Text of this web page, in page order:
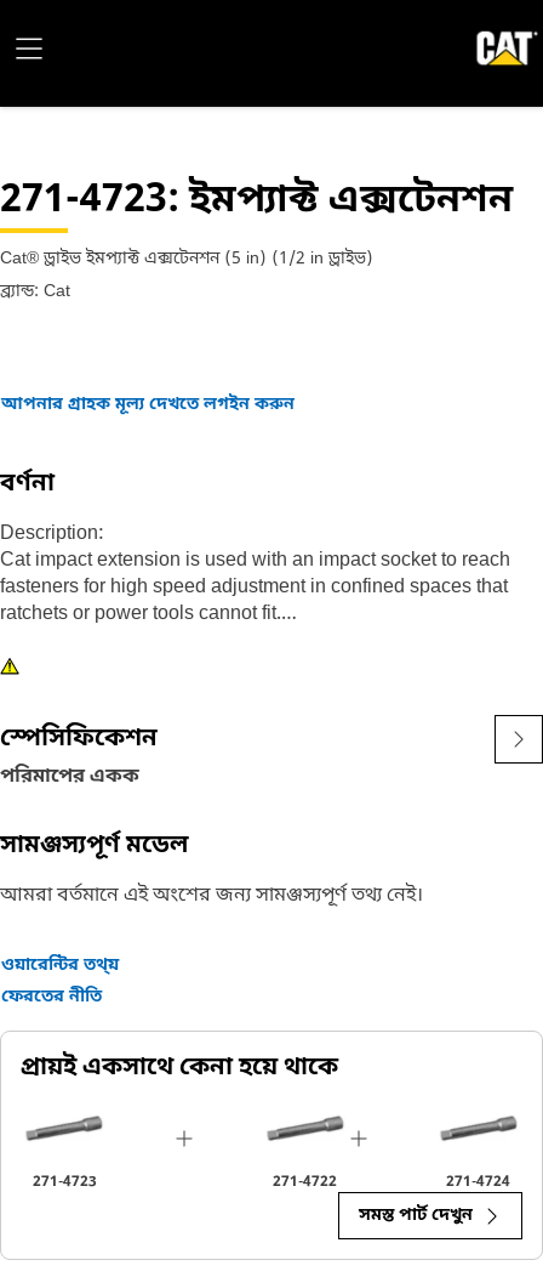
271-4723: ইমপ্যাক্ট এক্সটেনশন
Cat® ড্রাইভ ইমপ্যাক্ট এক্সটেনশন (5 in) (1/2 in ড্রাইভ)
ব্র্যান্ড: Cat
আপনার গ্রাহক মূল্য দেখতে লগইন করুন
বর্ণনা
Description:
Cat impact extension is used with an impact socket to reach
fasteners for high speed adjustment in confined spaces that
ratchets or power tools cannot fit.
Attributes:
• Features a pin design to hold on sockets
• Black oxide finish
স্পেসিফিকেশন
পরিমাপের একক
সামঞ্জস্যপূর্ণ মডেল
আমরা বর্তমানে এই অংশের জন্য সামঞ্জস্যপূর্ণ তথ্য নেই।
ওয়ারেন্টির তথ্য়
ফেরতের নীতি
প্রায়ই একসাথে কেনা হয়ে থাকে
271-4723 271-4722 271-4724
সমস্ত পার্ট দেখুন